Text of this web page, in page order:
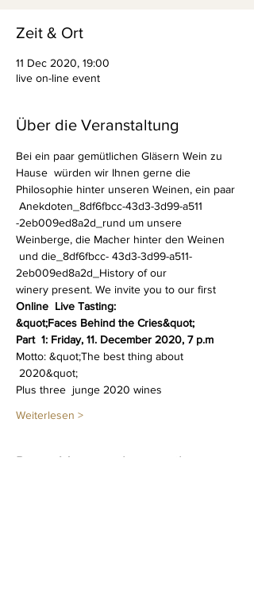
Zeit & Ort
11 Dec 2020, 19:00
live on-line event
Über die Veranstaltung
Bei ein paar gemütlichen Gläsern Wein zu
Hause  würden wir Ihnen gerne die
Philosophie hinter unseren Weinen, ein paar
Anekdoten_8df6fbcc-43d3-3d99-a511
-2eb009ed8a2d_rund um unsere
Weinberge, die Macher hinter den Weinen
und die_8df6fbcc- 43d3-3d99-a511-
2eb009ed8a2d_History of our
winery present. We invite you to our first
Online  Live Tasting:
&quot;Faces Behind the Cries&quot;
Part  1: Friday, 11. December 2020, 7 p.m
Motto: &quot;The best thing about
2020&quot;
Plus three  junge 2020 wines
Weiterlesen >
Diese Veranstaltung teilen